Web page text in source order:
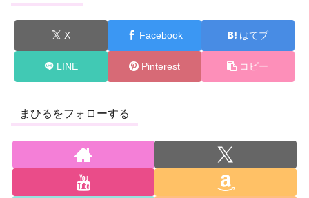
X Facebook はてブ
LINE Pinterest コピー
まひるをフォローする